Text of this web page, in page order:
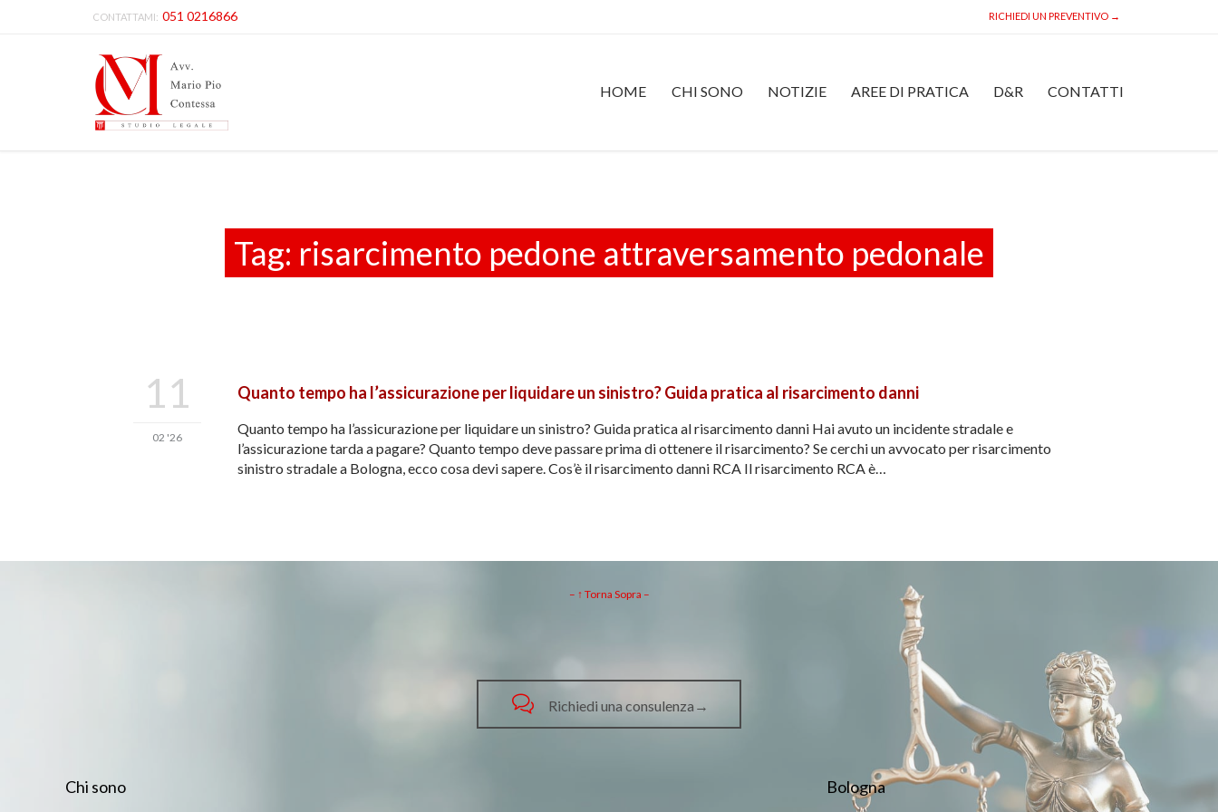
CONTATTAMI: 051 0216866 RICHIEDI UN PREVENTIVO →
HOME CHI SONO NOTIZIE AREE DI PRATICA D&R CONTATTI
Tag: risarcimento pedone attraversamento pedonale
11
02 '26
Quanto tempo ha l’assicurazione per liquidare un sinistro? Guida pratica al risarcimento danni
Quanto tempo ha l’assicurazione per liquidare un sinistro? Guida pratica al risarcimento danni Hai avuto un incidente stradale e
l’assicurazione tarda a pagare? Quanto tempo deve passare prima di ottenere il risarcimento? Se cerchi un avvocato per risarcimento
sinistro stradale a Bologna, ecco cosa devi sapere. Cos’è il risarcimento danni RCA Il risarcimento RCA è…
– ↑ Torna Sopra –
 Richiedi una consulenza→
Chi sono Bologna